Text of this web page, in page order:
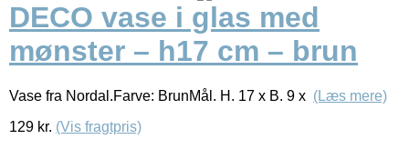
DECO vase i glas med
mønster – h17 cm – brun
Vase fra Nordal.Farve: BrunMål. H. 17 x B. 9 x (Læs mere)
129 kr. (Vis fragtpris)